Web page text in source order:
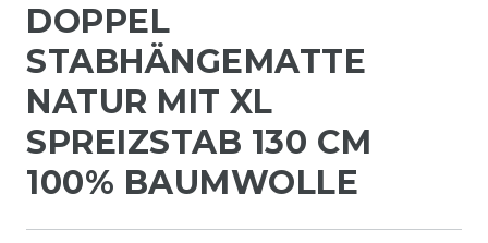
DOPPEL
STABHÄNGEMATTE
NATUR MIT XL
SPREIZSTAB 130 CM
100% BAUMWOLLE